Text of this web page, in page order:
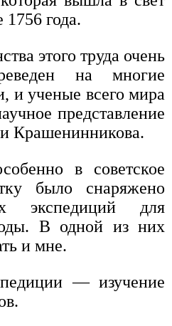
1756 года.
этого труда очень
на многие
и ученые всего мира
представление
Крашенинникова.
в советское
было снаряжено
экспедиций для
В одной из них
и мне.
— изучение